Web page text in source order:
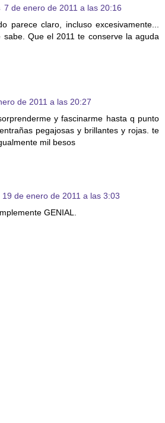
7 de enero de 2011 a las 20:16
parece claro, incluso excesivamente...
sabe. Que el 2011 te conserve la aguda
de 2011 a las 20:27
y fascinarme hasta q punto
pegajosas y brillantes y rojas. te
mil besos
19 de enero de 2011 a las 3:03
GENIAL.